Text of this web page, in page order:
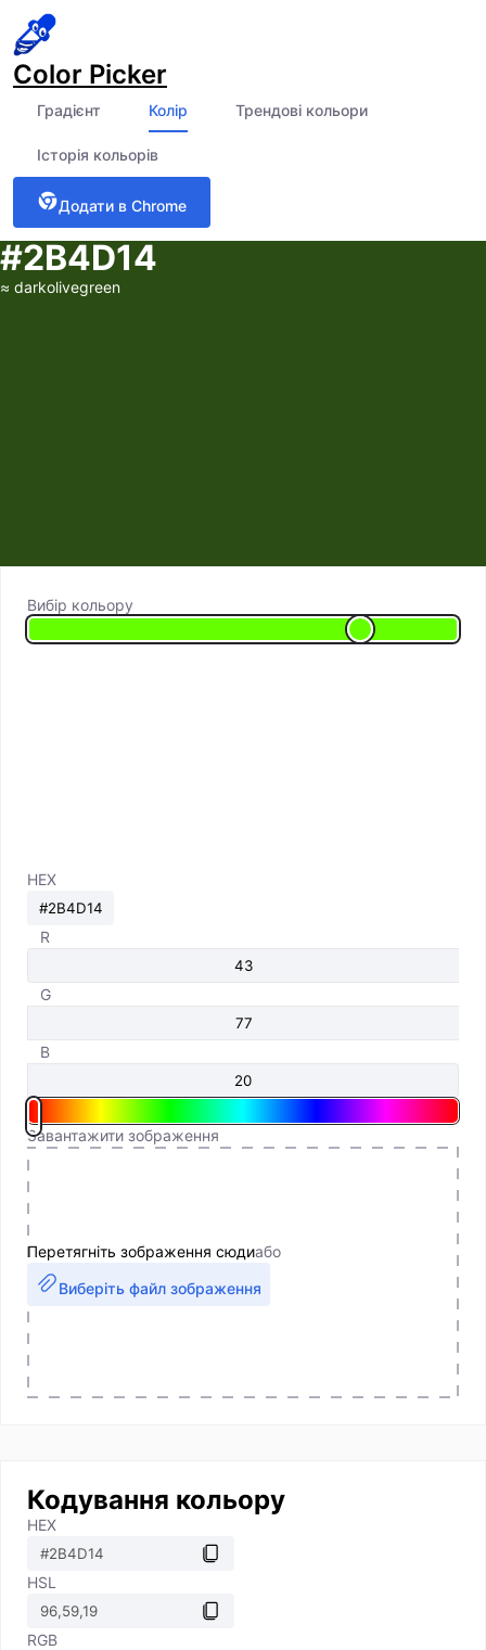
Color Picker
Градієнт Колір Трендові кольори
Історія кольорів
Додати в Chrome
#2B4D14
≈ darkolivegreen
Вибір кольору
HEX
R
G
B
Завантажити зображення
Перетягніть зображення сюдиабо
Виберіть файл зображення
Кодування кольору
HEX
HSL
RGB